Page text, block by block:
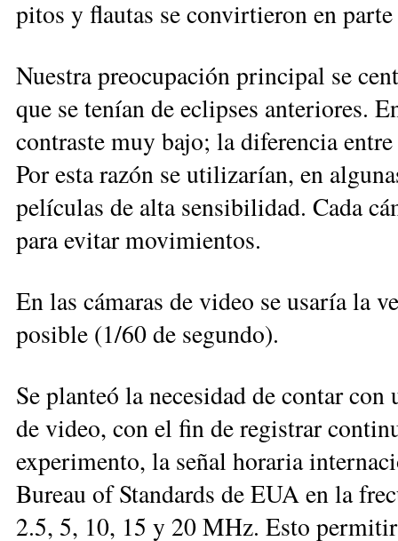
pitos y flautas se convirtieron en
Nuestra preocupación principal se
que se tenían de eclipses anteriores.
contraste muy bajo; la diferencia
Por esta razón se utilizarían, en
películas de alta sensibilidad. Cada
para evitar movimientos.
En las cámaras de video se usaría la
posible (1/60 de segundo).
Se planteó la necesidad de contar
de video, con el fin de registrar
experimento, la señal horaria
Bureau of Standards de EUA en la
2.5, 5, 10, 15 y 20 MHz. Esto